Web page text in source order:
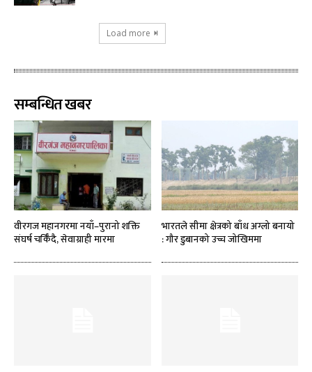
Load more
सम्बन्धित खबर
वीरगज महानगरमा नयाँ–पुरानो शक्ति
संघर्ष चर्किँदै, सेवाग्राही मारमा
भारतले सीमा क्षेत्रको बाँध अग्लो बनायो
: गौर डुबानको उच्च जोखिममा